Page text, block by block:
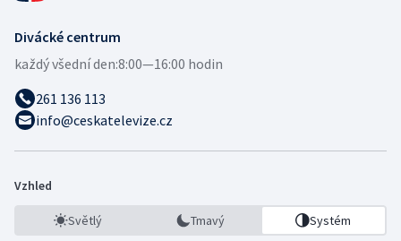
Divácké centrum
každý všední den:8:00—16:00 hodin
261 136 113
info@ceskatelevize.cz
Vzhled
Světlý Tmavý Systém